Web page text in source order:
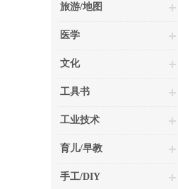
旅游/地图
医学
文化
工具书
工业技术
育儿/早教
手工/DIY